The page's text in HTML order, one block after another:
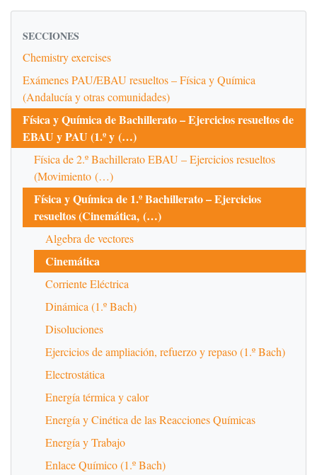
SECCIONES
Chemistry exercises
Exámenes PAU/EBAU resueltos – Física y Química
(Andalucía y otras comunidades)
Física y Química de Bachillerato – Ejercicios resueltos de
EBAU y PAU (1.º y (…)
Física de 2.º Bachillerato EBAU – Ejercicios resueltos
(Movimiento (…)
Física y Química de 1.º Bachillerato – Ejercicios
resueltos (Cinemática, (…)
Algebra de vectores
Cinemática
Corriente Eléctrica
Dinámica (1.º Bach)
Disoluciones
Ejercicios de ampliación, refuerzo y repaso (1.º Bach)
Electrostática
Energía térmica y calor
Energía y Cinética de las Reacciones Químicas
Energía y Trabajo
Enlace Químico (1.º Bach)